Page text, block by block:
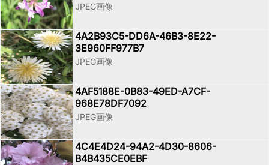
JPEG画像
4A2B93C5-DD6A-46B3-8E22-
3E960FF977B7
JPEG画像
4AF5188E-0B83-49ED-A7CF-
968E78DF7092
JPEG画像
4C4E4D24-94A2-4D30-8606-
B4B435CE0EBF